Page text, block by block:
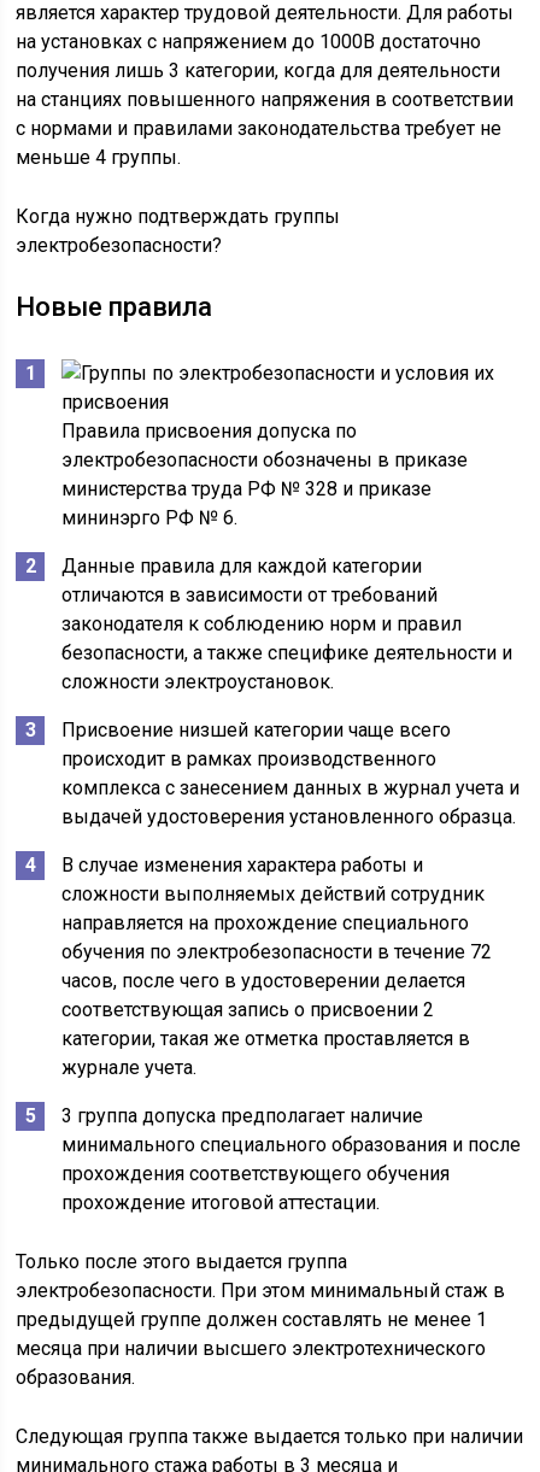
является характер трудовой деятельности. Для работы
на установках с напряжением до 1000В достаточно
получения лишь 3 категории, когда для деятельности
на станциях повышенного напряжения в соответствии
с нормами и правилами законодательства требует не
меньше 4 группы.
Когда нужно подтверждать группы
электробезопасности?
Новые правила
Правила присвоения допуска по
электробезопасности обозначены в приказе
министерства труда РФ № 328 и приказе
мининэрго РФ № 6.
Данные правила для каждой категории
отличаются в зависимости от требований
законодателя к соблюдению норм и правил
безопасности, а также специфике деятельности и
сложности электроустановок.
Присвоение низшей категории чаще всего
происходит в рамках производственного
комплекса с занесением данных в журнал учета и
выдачей удостоверения установленного образца.
В случае изменения характера работы и
сложности выполняемых действий сотрудник
направляется на прохождение специального
обучения по электробезопасности в течение 72
часов, после чего в удостоверении делается
соответствующая запись о присвоении 2
категории, такая же отметка проставляется в
журнале учета.
3 группа допуска предполагает наличие
минимального специального образования и после
прохождения соответствующего обучения
прохождение итоговой аттестации.
Только после этого выдается группа
электробезопасности. При этом минимальный стаж в
предыдущей группе должен составлять не менее 1
месяца при наличии высшего электротехнического
образования.
Следующая группа также выдается только при наличии
минимального стажа работы в 3 месяца и